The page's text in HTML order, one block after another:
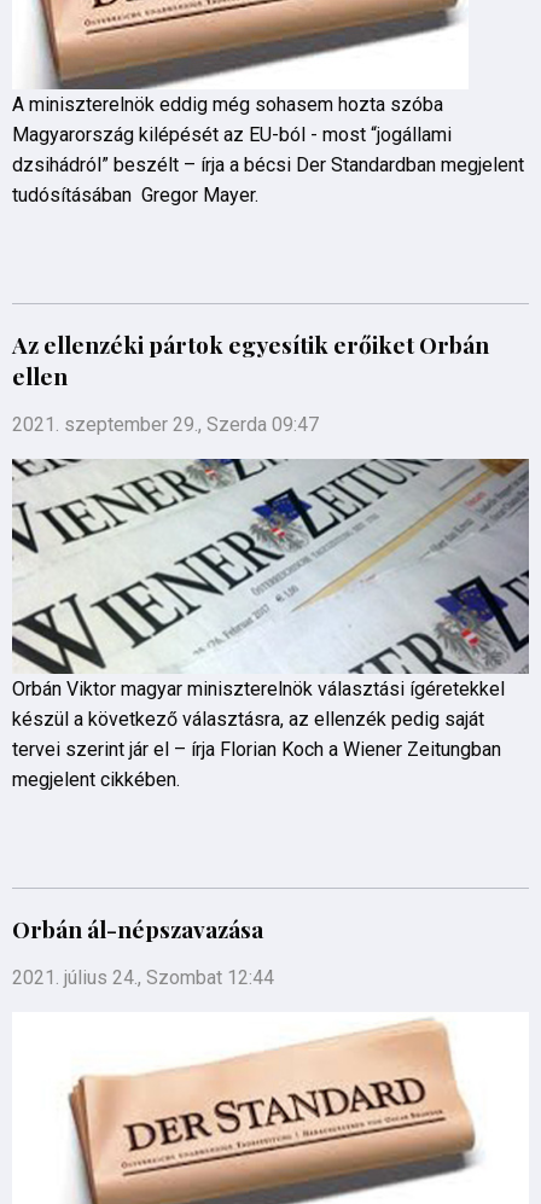
A miniszterelnök eddig még sohasem hozta szóba
Magyarország kilépését az EU-ból - most “jogállami
dzsihádról” beszélt – írja a bécsi Der Standardban megjelent
tudósításában Gregor Mayer.
Az ellenzéki pártok egyesítik erőiket Orbán
ellen
2021. szeptember 29., Szerda 09:47
Orbán Viktor magyar miniszterelnök választási ígéretekkel
készül a következő választásra, az ellenzék pedig saját
tervei szerint jár el – írja Florian Koch a Wiener Zeitungban
megjelent cikkében.
Orbán ál-népszavazása
2021. július 24., Szombat 12:44